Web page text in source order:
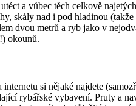
a vůbec těch celkově
skály nad i pod hladinou
dvou metrů a ryb jako v
okounů.
si nějaké najdete
rybářské vybavení. Pruty